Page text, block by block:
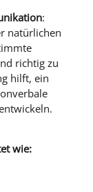
:
natürlichen
richtig zu
hilft, ein
wie: